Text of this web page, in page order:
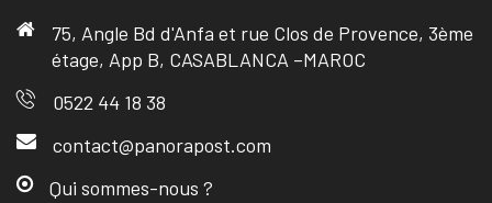
75, Angle Bd d'Anfa et rue Clos de Provence, 3ème
étage, App B, CASABLANCA –MAROC
0522 44 18 38
contact@panorapost.com
Qui sommes-nous ?